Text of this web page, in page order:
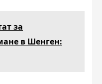
за
в Шенген: